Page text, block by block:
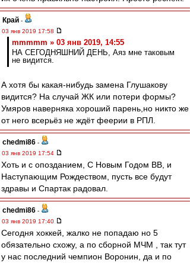
Край -
03 янв 2019 17:58
mmmmm » 03 янв 2019, 14:55
НА СЕГОДНЯШНИЙ ДЕНЬ, Аяз мне таковым
не видится.
А хотя бы какая-нибудь замена Глушакову
видится? На случай ЖК или потери формы?
Умяров наверняка хороший парень,но никто же
от него всерьёз не ждёт феерии в РПЛ.
chedmi86 -
03 янв 2019 17:54
Хоть и с опозданием, С Новым Годом ВВ, и
Наступающим Рождеством, пусть все будут
здравы и Спартак радовал.
chedmi86 -
03 янв 2019 17:40
Сегодня хоккей, жалко не попадаю но 5
обязательно схожу, а по сборной МЧМ , так тут
у нас последний чемпион Воронин, да и по